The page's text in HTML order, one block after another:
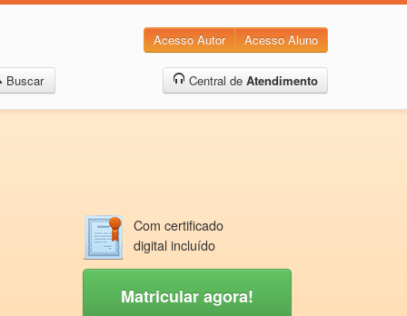
Acesso Autor Acesso Aluno
Buscar Central de Atendimento
Com certificado
digital incluído
Matricular agora!